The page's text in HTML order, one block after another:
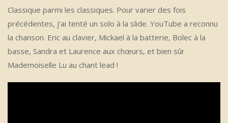
Classique parmi les classiques. Pour varier des fois
précédentes, j’ai tenté un solo à la slide. YouTube a reconnu
la chanson. Eric au clavier, Mickael à la batterie, Bolec à la
basse, Sandra et Laurence aux chœurs, et bien sûr
Mademoiselle Lu au chant lead !